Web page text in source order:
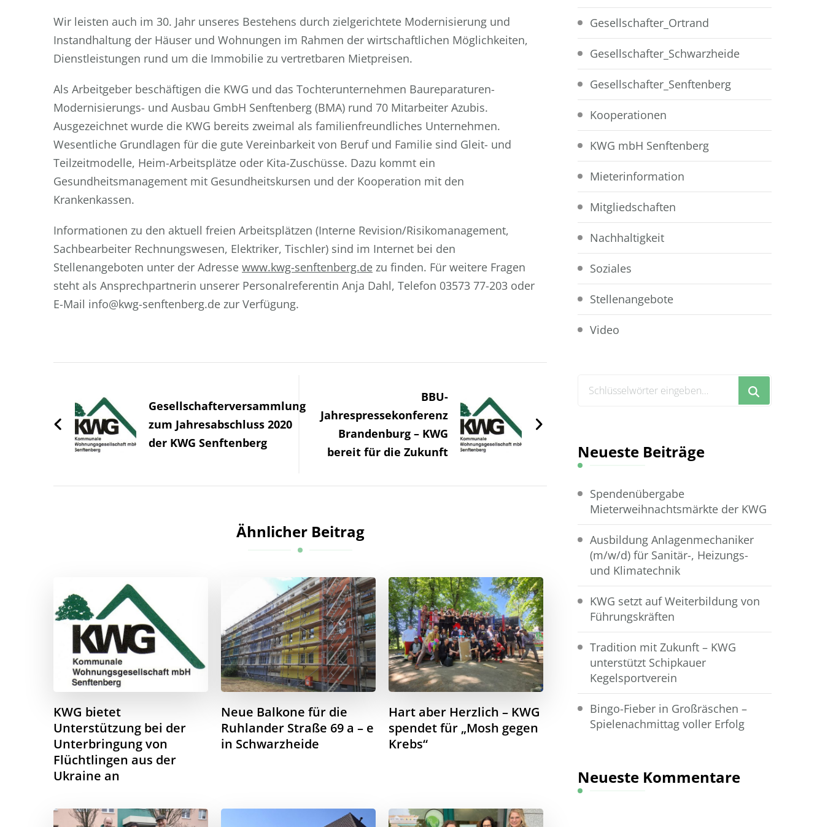
Wir leisten auch im 30. Jahr unseres Bestehens durch zielgerichtete Modernisierung und
Instandhaltung der Häuser und Wohnungen im Rahmen der wirtschaftlichen Möglichkeiten,
Dienstleistungen rund um die Immobilie zu vertretbaren Mietpreisen.
Als Arbeitgeber beschäftigen die KWG und das Tochterunternehmen Baureparaturen-
Modernisierungs- und Ausbau GmbH Senftenberg (BMA) rund 70 Mitarbeiter Azubis.
Ausgezeichnet wurde die KWG bereits zweimal als familienfreundliches Unternehmen.
Wesentliche Grundlagen für die gute Vereinbarkeit von Beruf und Familie sind Gleit- und
Teilzeitmodelle, Heim-Arbeitsplätze oder Kita-Zuschüsse. Dazu kommt ein
Gesundheitsmanagement mit Gesundheitskursen und der Kooperation mit den
Krankenkassen.
Informationen zu den aktuell freien Arbeitsplätzen (Interne Revision/Risikomanagement,
Sachbearbeiter Rechnungswesen, Elektriker, Tischler) sind im Internet bei den
Stellenangeboten unter der Adresse www.kwg-senftenberg.de zu finden. Für weitere Fragen
steht als Ansprechpartnerin unserer Personalreferentin Anja Dahl, Telefon 03573 77-203 oder
E-Mail info@kwg-senftenberg.de zur Verfügung.
Gesellschafterversammlung
zum Jahresabschluss 2020
der KWG Senftenberg
BBU-
Jahrespressekonferenz
Brandenburg – KWG
bereit für die Zukunft
Ähnlicher Beitrag
KWG bietet
Unterstützung bei der
Unterbringung von
Flüchtlingen aus der
Ukraine an
Neue Balkone für die
Ruhlander Straße 69 a – e
in Schwarzheide
Hart aber Herzlich – KWG
spendet für „Mosh gegen
Krebs“
Gesellschafter_Ortrand
Gesellschafter_Schwarzheide
Gesellschafter_Senftenberg
Kooperationen
KWG mbH Senftenberg
Mieterinformation
Mitgliedschaften
Nachhaltigkeit
Soziales
Stellenangebote
Video
Suchst
Neueste Beiträge
Spendenübergabe
Mieterweihnachtsmärkte der KWG
Ausbildung Anlagenmechaniker
(m/w/d) für Sanitär-, Heizungs-
und Klimatechnik
KWG setzt auf Weiterbildung von
Führungskräften
Tradition mit Zukunft – KWG
unterstützt Schipkauer
Kegelsportverein
Bingo-Fieber in Großräschen –
Spielenachmittag voller Erfolg
Neueste Kommentare